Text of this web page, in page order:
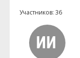
Участников: 36